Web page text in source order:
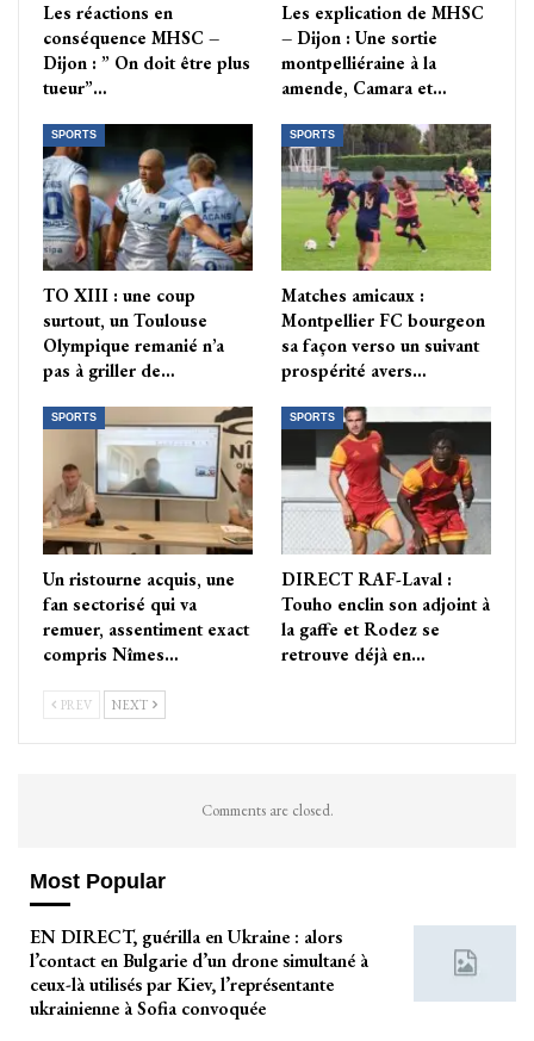
Les réactions en
conséquence MHSC –
Dijon : ” On doit être plus
tueur”…
Les explication de MHSC
– Dijon : Une sortie
montpelliéraine à la
amende, Camara et…
SPORTS
TO XIII : une coup
surtout, un Toulouse
Olympique remanié n’a
pas à griller de…
SPORTS
Matches amicaux :
Montpellier FC bourgeon
sa façon verso un suivant
prospérité avers…
SPORTS
Un ristourne acquis, une
fan sectorisé qui va
remuer, assentiment exact
compris Nîmes…
SPORTS
DIRECT RAF-Laval :
Touho enclin son adjoint à
la gaffe et Rodez se
retrouve déjà en…
PREV NEXT
Comments are closed.
Most Popular
EN DIRECT, guérilla en Ukraine : alors
l’contact en Bulgarie d’un drone simultané à
ceux-là utilisés par Kiev, l’représentante
ukrainienne à Sofia convoquée